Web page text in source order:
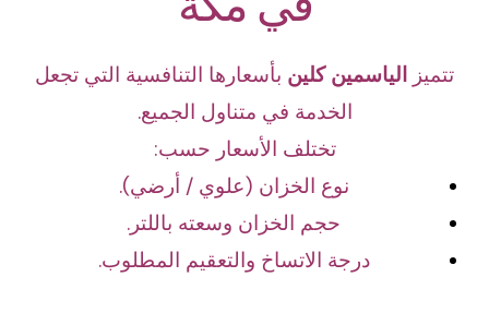
تتميز الياسمين كلين بأسعارها التنافسية التي تجعل
الخدمة في متناول الجميع.
تختلف الأسعار حسب:
نوع الخزان (علوي / أرضي).
حجم الخزان وسعته باللتر.
درجة الاتساخ والتعقيم المطلوب.